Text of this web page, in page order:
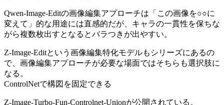
Qwen-Image-Editの画像編集アプローチは「この画像を○○に
変えて」的な用途には直感的だが、キャラの一貫性を保ちな
がら複数枚出すとなるとバラつきが出やすい。
Z-Image-Editという画像編集特化モデルもシリーズにあるの
で、画像編集アプローチが必要な場面ではそちらも選択肢に
なる。
ControlNetで構図を固定できる
Z-Image-Turbo-Fun-Controlnet-Unionが公開されている。